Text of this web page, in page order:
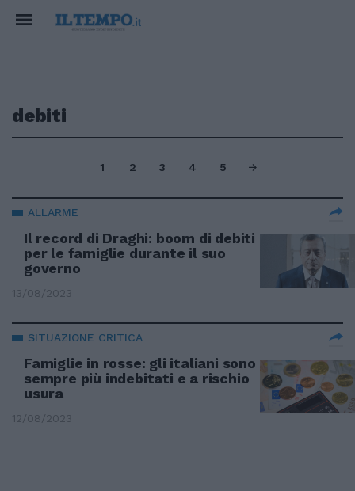
debiti
1 2 3 4 5
ALLARME
Il record di Draghi: boom di debiti
per le famiglie durante il suo
governo
13/08/2023
SITUAZIONE CRITICA
Famiglie in rosse: gli italiani sono
sempre più indebitati e a rischio
usura
12/08/2023